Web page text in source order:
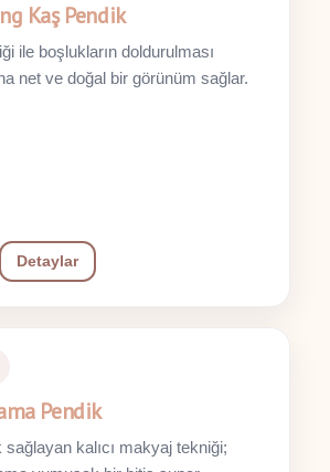
Kaş Pendik
ile boşlukların doldurulması
net ve doğal bir görünüm sağlar.
Detaylar
Pendik
sağlayan kalıcı makyaj tekniği;